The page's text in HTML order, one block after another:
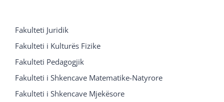
Fakulteti Juridik
Fakulteti i Kulturës Fizike
Fakulteti Pedagogjik
Fakulteti i Shkencave Matematike-Natyrore
Fakulteti i Shkencave Mjekësore